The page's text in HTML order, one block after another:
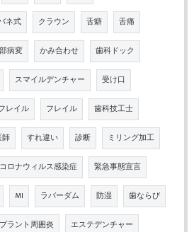
ネ式 クラウン 舌癖 舌痛
病変 かみ合わせ 歯科ドック
スマイルデンチャー 受け口
レイル フレイル 歯科技工士
師 すれ違い 診断 ミリング加工
ロナウィルス感染症 緊急事態宣言
MI ラバーダム 防湿 歯ならび
ラント周囲炎 エステデンチャー